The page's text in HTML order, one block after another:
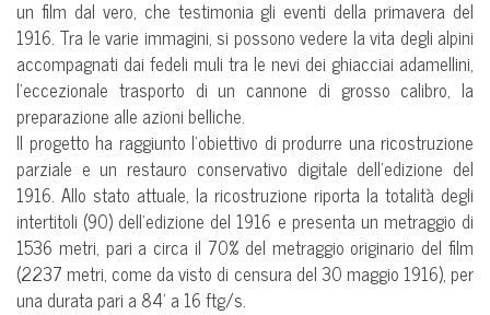
un film dal vero, che testimonia gli eventi della primavera del
1916. Tra le varie immagini, si possono vedere la vita degli alpini
accompagnati dai fedeli muli tra le nevi dei ghiacciai adamellini,
l’eccezionale trasporto di un cannone di grosso calibro, la
preparazione alle azioni belliche.
Il progetto ha raggiunto l’obiettivo di produrre una ricostruzione
parziale e un restauro conservativo digitale dell’edizione del
1916. Allo stato attuale, la ricostruzione riporta la totalità degli
intertitoli (90) dell’edizione del 1916 e presenta un metraggio di
1536 metri, pari a circa il 70% del metraggio originario del film
(2237 metri, come da visto di censura del 30 maggio 1916), per
una durata pari a 84’ a 16 ftg/s.